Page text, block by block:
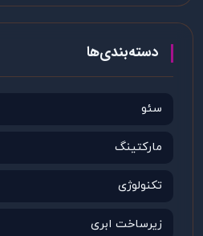
دسته‌بندی‌ها
سئو
مارکتینگ
تکنولوژی
زیرساخت ابری